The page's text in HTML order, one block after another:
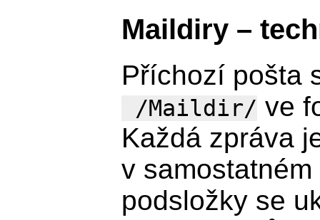
Maildiry –
Příchozí pošta
/Maildir/ ve
Každá zpráva
v
podsložky se